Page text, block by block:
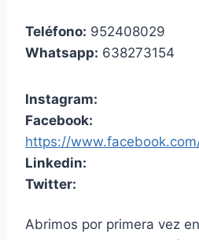
Teléfono: 952408029
Whatsapp: 638273154
Instagram:
Facebook:
https://
Linkedin:
Twitter:
Abrimos por primera vez